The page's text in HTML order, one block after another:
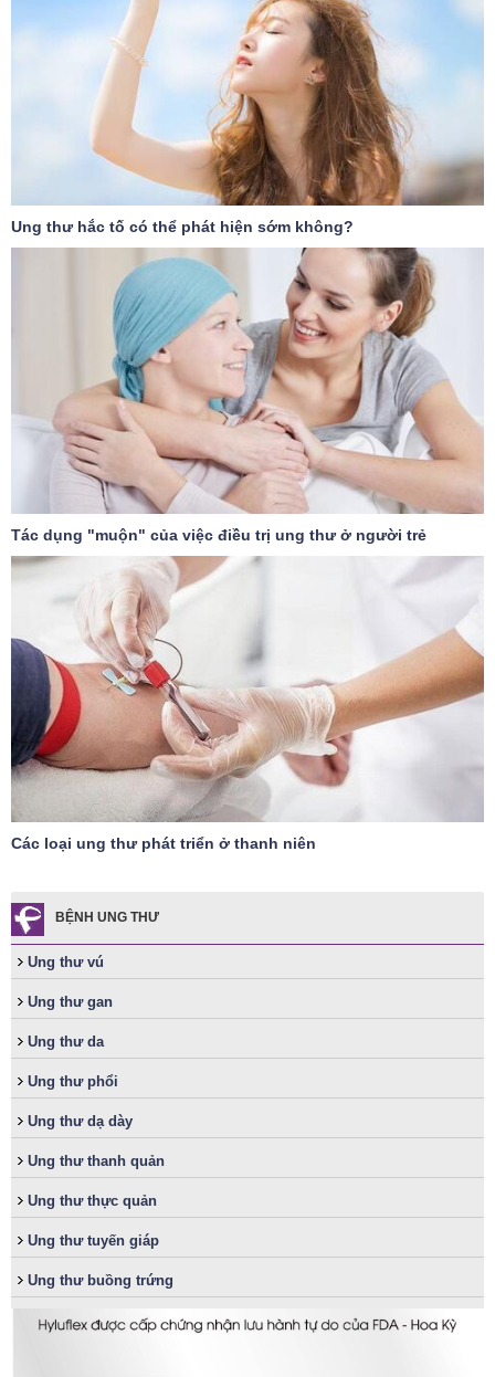
Ung thư hắc tố có thể phát hiện sớm không?
Tác dụng "muộn" của việc điều trị ung thư ở người trẻ
Các loại ung thư phát triển ở thanh niên
BỆNH UNG THƯ
Ung thư vú
Ung thư gan
Ung thư da
Ung thư phổi
Ung thư dạ dày
Ung thư thanh quản
Ung thư thực quản
Ung thư tuyến giáp
Ung thư buồng trứng